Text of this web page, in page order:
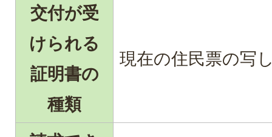
交付が受
けられる
証明書の
種類
現在の住民票の写